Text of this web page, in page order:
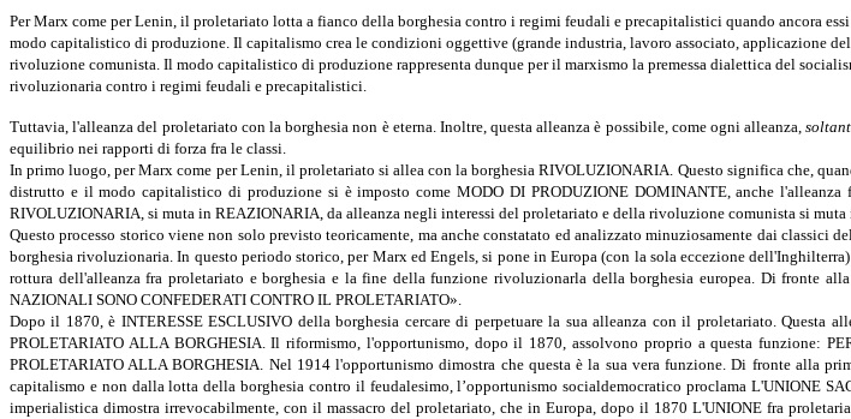
Per Marx come per Lenin, il proletariato lotta a fianco della borghesia contro i regimi feudali e precapitalistici quando ancora
modo capitalistico di produzione. Il capitalismo crea le condizioni oggettive (grande industria, lavoro associato, applicazione
rivoluzione comunista. Il modo capitalistico di produzione rappresenta dunque per il marxismo la premessa dialettica del
rivoluzionaria contro i regimi feudali e precapitalistici.
Tuttavia, l'alleanza del proletariato con la borghesia non è eterna. Inoltre, questa alleanza è possibile, come ogni alleanza,
equilibrio nei rapporti di forza fra le classi.
In primo luogo, per Marx come per Lenin, il proletariato si allea con la borghesia RIVOLUZIONARIA. Questo significa che,
distrutto e il modo capitalistico di produzione si è imposto come MODO DI PRODUZIONE DOMINANTE, anche
RIVOLUZIONARIA, si muta in REAZIONARIA, da alleanza negli interessi del proletariato e della rivoluzione comunista si
Questo processo storico viene non solo previsto teoricamente, ma anche constatato ed analizzato minuziosamente dai
borghesia rivoluzionaria. In questo periodo storico, per Marx ed Engels, si pone in Europa (con la sola eccezione
rottura dell'alleanza fra proletariato e borghesia e la fine della funzione rivoluzionarla della borghesia europea. Di fronte
NAZIONALI SONO CONFEDERATI CONTRO IL PROLETARIATO».
Dopo il 1870, è INTERESSE ESCLUSIVO della borghesia cercare di perpetuare la sua alleanza con il proletariato. Questa
PROLETARIATO ALLA BORGHESIA. Il riformismo, l'opportunismo, dopo il 1870, assolvono proprio a questa funzione:
PROLETARIATO ALLA BORGHESIA. Nel 1914 l'opportunismo dimostra che questa è la sua vera funzione. Di fronte alla
capitalismo e non dalla lotta della borghesia contro il feudalesimo, l’opportunismo socialdemocratico proclama L'UNIONE
imperialistica dimostra irrevocabilmente, con il massacro del proletariato, che in Europa, dopo il 1870 L'UNIONE fra